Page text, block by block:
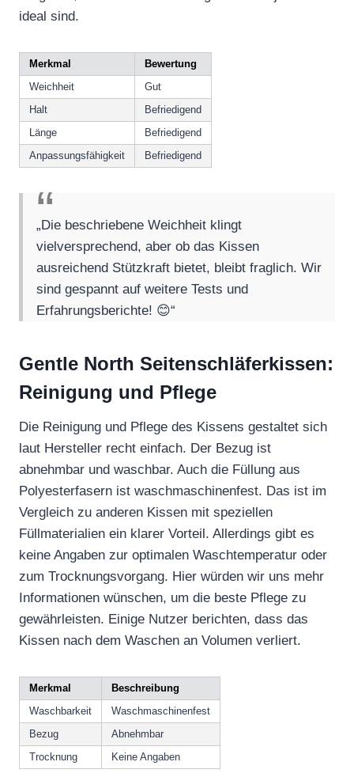
ideal sind.
Merkmal
Bewertung
Weichheit
Gut
Halt
Befriedigend
Länge
Befriedigend
Anpassungsfähigkeit
Befriedigend
„Die beschriebene Weichheit klingt
vielversprechend, aber ob das Kissen
ausreichend Stützkraft bietet, bleibt fraglich. Wir
sind gespannt auf weitere Tests und
Erfahrungsberichte! 😊“
Gentle North Seitenschläferkissen:
Reinigung und Pflege
Die Reinigung und Pflege des Kissens gestaltet sich
laut Hersteller recht einfach. Der Bezug ist
abnehmbar und waschbar. Auch die Füllung aus
Polyesterfasern ist waschmaschinenfest. Das ist im
Vergleich zu anderen Kissen mit speziellen
Füllmaterialien ein klarer Vorteil. Allerdings gibt es
keine Angaben zur optimalen Waschtemperatur oder
zum Trocknungsvorgang. Hier würden wir uns mehr
Informationen wünschen, um die beste Pflege zu
gewährleisten. Einige Nutzer berichten, dass das
Kissen nach dem Waschen an Volumen verliert.
Merkmal
Beschreibung
Waschbarkeit
Waschmaschinenfest
Bezug
Abnehmbar
Trocknung
Keine Angaben